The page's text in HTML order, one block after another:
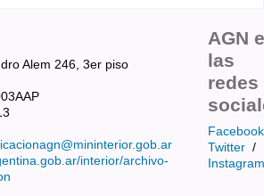
Alem 246, 3er piso
interior/archivo-
AGN
las
redes
Facebook
Twitter /
Instagram